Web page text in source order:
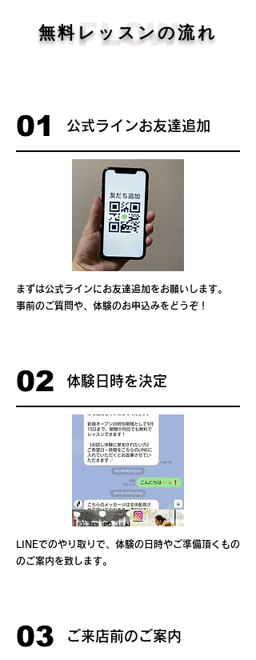
FLOW
無料レッスンの流れ
01 公式ラインお友達追加
まずは公式ラインにお友達追加をお願いします。
事前のご質問や、体験のお申込みをどうぞ！
02 体験日時を決定
LINEでのやり取りで、体験の日時やご準備頂くもの
のご案内を致します。
03 ご来店前のご案内